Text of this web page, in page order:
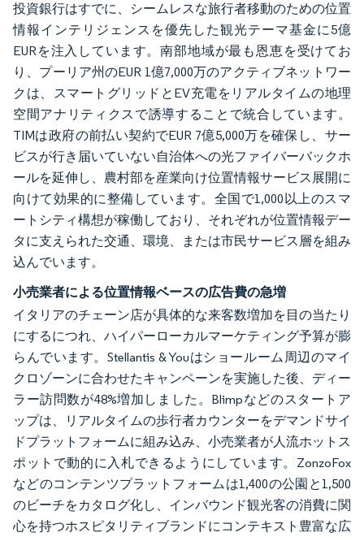
投資銀行はすでに、シームレスな旅行者移動のための位置
情報インテリジェンスを優先した観光テーマ基金に5億
EURを注入しています。南部地域が最も恩恵を受けてお
り、プーリア州のEUR 1億7,000万のアクティブネットワー
クは、スマートグリッドとEV充電をリアルタイムの地理
空間アナリティクスで誘導することで統合しています。
TIMは政府の前払い契約でEUR 7億5,000万を確保し、サー
ビスが行き届いていない自治体への光ファイバーバックホ
ールを延伸し、農村部を産業向け位置情報サービス展開に
向けて効果的に整備しています。全国で1,000以上のスマ
ートシティ構想が稼働しており、それぞれが位置情報デー
タに支えられた交通、環境、または市民サービス層を組み
込んでいます。
小売業者による位置情報ベースの広告費の急増
イタリアのチェーン店が具体的な来客数増加を目の当たり
にするにつれ、ハイパーローカルマーケティング予算が膨
らんでいます。Stellantis & Youはショールーム周辺のマイ
クロゾーンに合わせたキャンペーンを実施した後、ディー
ラー訪問数が48%増加しました。Blimpなどのスタートア
ップは、リアルタイムの歩行者カウンターをデマンドサイ
ドプラットフォームに組み込み、小売業者が人流ホットス
ポットで動的に入札できるようにしています。ZonzoFox
などのコンテンツプラットフォームは1,400の公園と1,500
のビーチをカタログ化し、インバウンド観光客の消費に関
心を持つホスピタリティブランドにコンテキスト豊富な広